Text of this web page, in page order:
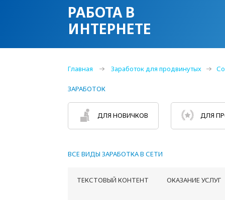
РАБОТА В
ИНТЕРНЕТЕ
Главная Заработок для продвинутых
ЗАРАБОТОК
ДЛЯ НОВИЧКОВ ДЛЯ
ВСЕ ВИДЫ ЗАРАБОТКА В СЕТИ
ТЕКСТОВЫЙ КОНТЕНТ ОКАЗАНИЕ УСЛУГ